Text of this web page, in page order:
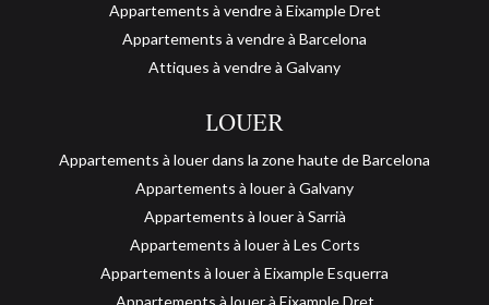
Appartements à vendre à Eixample Dret
Appartements à vendre à Barcelona
Attiques à vendre à Galvany
LOUER
Appartements à louer dans la zone haute de Barcelona
Appartements à louer à Galvany
Appartements à louer à Sarrià
Appartements à louer à Les Corts
Appartements à louer à Eixample Esquerra